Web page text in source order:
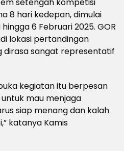
setengah kompetisi
8 hari kedepan, dimulai
6 Februari 2025. GOR
lokasi pertandingan
sangat representatif
kegiatan itu berpesan
mau menjaga
siap menang dan kalah
katanya Kamis